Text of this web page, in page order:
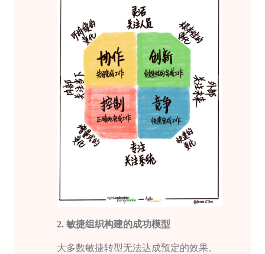
2. 敏捷组织构建的成功模型
大多数敏捷转型无法达成预定的效果。